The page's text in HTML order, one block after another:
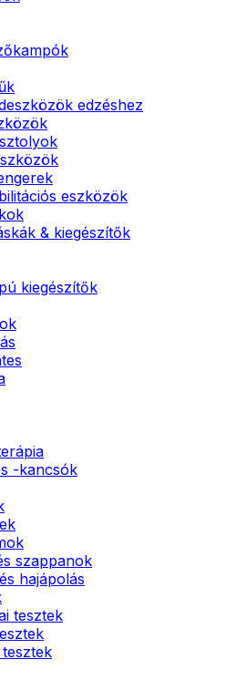
edzéshez
eszközök
& kiegészítők
kiegészítők
-kancsók
szappanok
hajápolás
tesztek